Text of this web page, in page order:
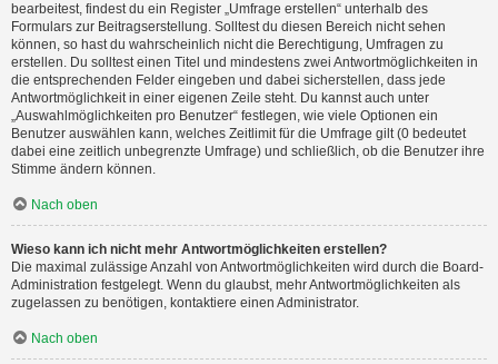
bearbeitest, findest du ein Register „Umfrage erstellen“ unterhalb des
Formulars zur Beitragserstellung. Solltest du diesen Bereich nicht sehen
können, so hast du wahrscheinlich nicht die Berechtigung, Umfragen zu
erstellen. Du solltest einen Titel und mindestens zwei Antwortmöglichkeiten in
die entsprechenden Felder eingeben und dabei sicherstellen, dass jede
Antwortmöglichkeit in einer eigenen Zeile steht. Du kannst auch unter
„Auswahlmöglichkeiten pro Benutzer“ festlegen, wie viele Optionen ein
Benutzer auswählen kann, welches Zeitlimit für die Umfrage gilt (0 bedeutet
dabei eine zeitlich unbegrenzte Umfrage) und schließlich, ob die Benutzer ihre
Stimme ändern können.
Nach oben
Wieso kann ich nicht mehr Antwortmöglichkeiten erstellen?
Die maximal zulässige Anzahl von Antwortmöglichkeiten wird durch die Board-
Administration festgelegt. Wenn du glaubst, mehr Antwortmöglichkeiten als
zugelassen zu benötigen, kontaktiere einen Administrator.
Nach oben